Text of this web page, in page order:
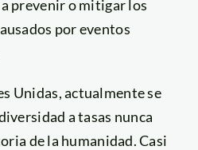
prevenir o mitigar los
por eventos
Unidas, actualmente se
a tasas nunca
de la humanidad. Casi